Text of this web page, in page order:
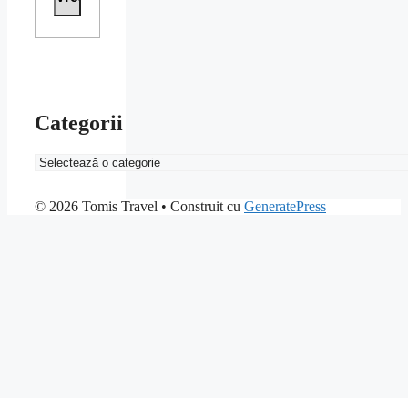
Categorii
Categorii
© 2026 Tomis Travel • Construit cu GeneratePress